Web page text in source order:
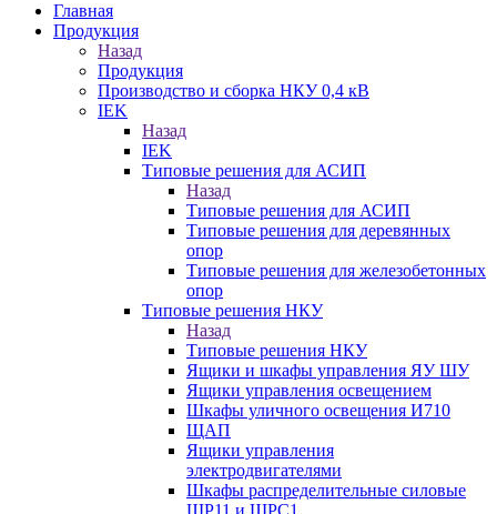
Главная
Продукция
Назад
Продукция
Производство и сборка НКУ 0,4 кВ
IEK
Назад
IEK
Типовые решения для АСИП
Назад
Типовые решения для АСИП
Типовые решения для деревянных
опор
Типовые решения для железобетонных
опор
Типовые решения НКУ
Назад
Типовые решения НКУ
Ящики и шкафы управления ЯУ ШУ
Ящики управления освещением
Шкафы уличного освещения И710
ЩАП
Ящики управления
электродвигателями
Шкафы распределительные силовые
ШР11 и ШРС1